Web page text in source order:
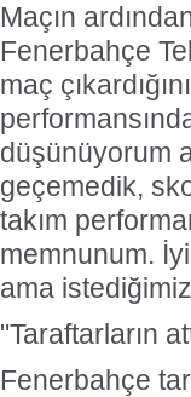
Maçın
Fenerbahçe
maç
düşünüyorum
geçemedik,
takım
memnunum.
ama
"Taraftarların
Fenerbahçe